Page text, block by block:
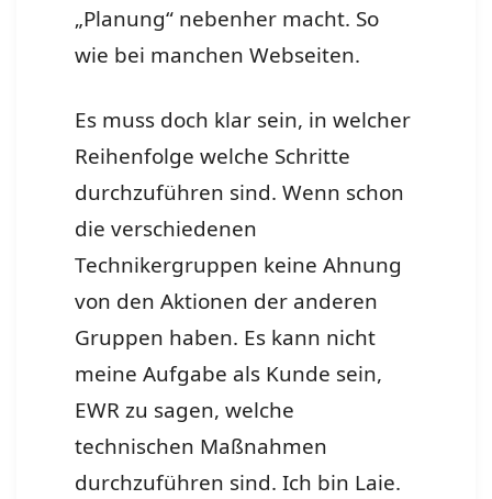
„Planung“ nebenher macht. So
wie bei manchen Webseiten.
Es muss doch klar sein, in welcher
Reihenfolge welche Schritte
durchzuführen sind. Wenn schon
die verschiedenen
Technikergruppen keine Ahnung
von den Aktionen der anderen
Gruppen haben. Es kann nicht
meine Aufgabe als Kunde sein,
EWR zu sagen, welche
technischen Maßnahmen
durchzuführen sind. Ich bin Laie.